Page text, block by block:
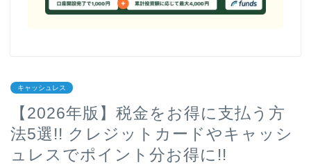
キャッシュレス
【2026年版】税金をお得に支払う方
法5選!! クレジットカードやキャッシ
ュレスでポイント分お得に!!